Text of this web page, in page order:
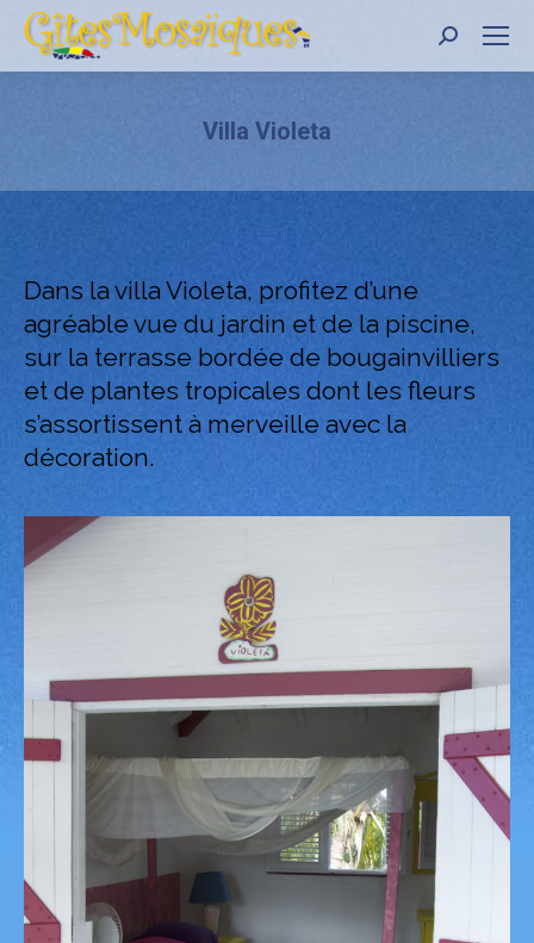
:
Villa Violeta
Dans la villa Violeta, profitez d’une
agréable vue du jardin et de la piscine,
sur la terrasse bordée de bougainvilliers
et de plantes tropicales dont les fleurs
s’assortissent à merveille avec la
décoration.